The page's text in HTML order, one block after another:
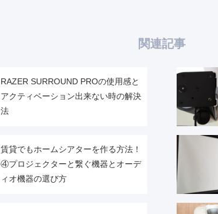
関連記事
RAZER SURROUND PROの使用感と
アクティベーション出来ない時の解決
法
賃貸でもホームシアターを作る方法！
④プロジェクターと繋ぐ機器とオーデ
ィオ機器の選び方